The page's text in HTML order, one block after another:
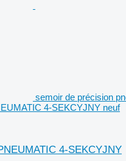
semoir de précision
4-SEKCYJNY neuf
4-SEKCYJNY